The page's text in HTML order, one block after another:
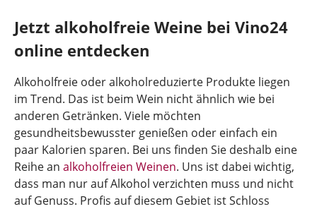
Jetzt alkoholfreie Weine bei Vino24
online entdecken
Alkoholfreie oder alkoholreduzierte Produkte liegen
im Trend. Das ist beim Wein nicht ähnlich wie bei
anderen Getränken. Viele möchten
gesundheitsbewusster genießen oder einfach ein
paar Kalorien sparen. Bei uns finden Sie deshalb eine
Reihe an alkoholfreien Weinen. Uns ist dabei wichtig,
dass man nur auf Alkohol verzichten muss und nicht
auf Genuss. Profis auf diesem Gebiet ist Schloss